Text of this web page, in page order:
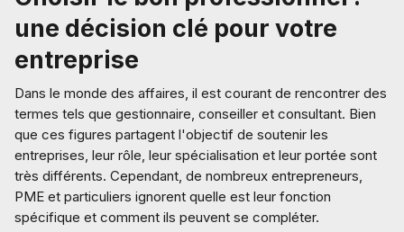
une décision clé pour votre
entreprise
Dans le monde des affaires, il est courant de rencontrer des
termes tels que gestionnaire, conseiller et consultant. Bien
que ces figures partagent l'objectif de soutenir les
entreprises, leur rôle, leur spécialisation et leur portée sont
très différents. Cependant, de nombreux entrepreneurs,
PME et particuliers ignorent quelle est leur fonction
spécifique et comment ils peuvent se compléter.